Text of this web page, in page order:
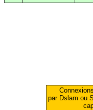
par Dslam ou